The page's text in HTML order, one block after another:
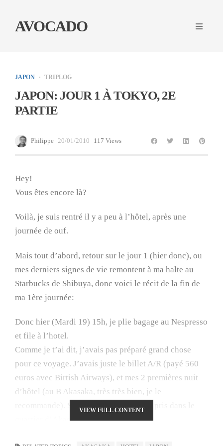
AVOCADO
JAPON TRIPLOG
JAPON: JOUR 1 À TOKYO, 2E
PARTIE
Philippe 20/01/2010 117 Views
Hey!
Vous êtes encore là?
Voilà, je suis rentré il y a peu à l’hôtel, après une
journée de ouf.
Mais tout d’abord, retour sur le jour 1 (hier donc), ou
mes derniers signes de vie remontent à ma halte au
Starbucks de Shibuya, donc voici le récit de la fin de
ma 1ère journée:
Donc hier (Mardi 19) 15h, je plie bagage au Nespresso
et file à l’hotel.
Comme je t’ai dit, j’avais pas préparé grand chose
pour ce voyage. J’avais juste le billet A/R (payé 560
euros avec Birtish Airways), et mes 2 premières nuit
d’hôtel (au B Akasaka, très très bien, je le
recommande). Sur (bon) conseil, je l’ai pris dans le
quartier d’Akasaka.
VIEW FULL CONTENT